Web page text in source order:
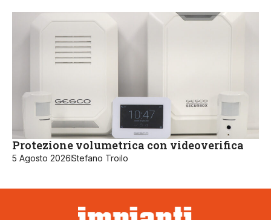
Protezione volumetrica con videoverifica
5 Agosto 2026Stefano Troilo